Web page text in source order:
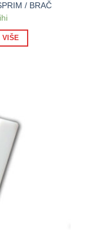
/ BRAČ
VIŠE